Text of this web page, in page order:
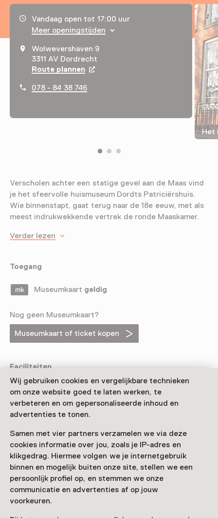
Wij gebruiken cookies en vergelijkbare technieken
om onze website goed te laten werken, te
verbeteren en om gepersonaliseerde inhoud en
advertenties te tonen.
Samen met vier partners verzamelen we via deze
cookies informatie over jou, zoals je IP-adres en
klikgedrag. Hiermee volgen we je internetgebruik
binnen en mogelijk buiten onze site, stellen we een
persoonlijk profiel op, en stemmen we onze
communicatie en advertenties af op jouw
voorkeuren.
Openingstijden, adres & telefoonnummer
Vandaag open tot 17:00 uur
Meer openingstijden
Wolwevershaven 9
3311 AV Dordrecht
Route plannen Opent in een nieuw tabblad
078 - 84 38 746
Het
Verscholen achter een statige gevel aan de Maas vind
je het sfeervolle huismuseum Dordts Patriciërshuis.
Wie binnenstapt, gaat terug naar de 18e eeuw, met als
meest indrukwekkende vertrek de ronde Maaskamer.
Verder lezen
Toegang
Museumkaart geldig
Nog geen Museumkaart?
Museumkaart of ticket kopen
Faciliteiten
Meer informatie op de museumsiteOpent in een nieuw